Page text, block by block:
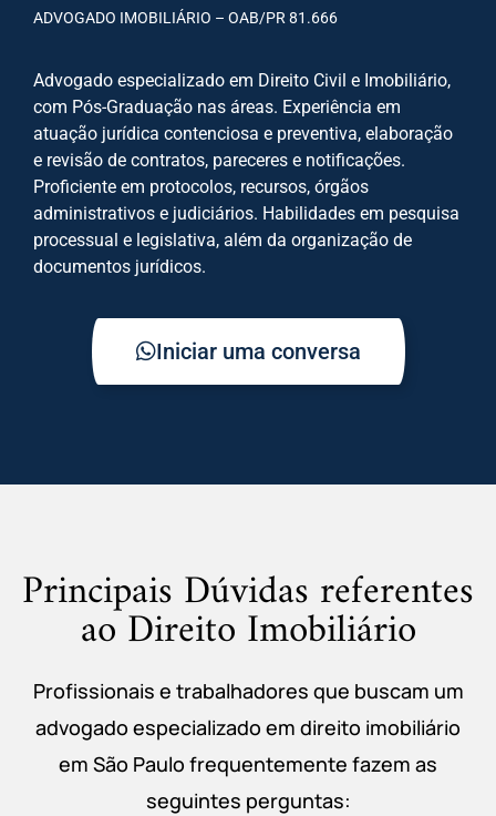
ADVOGADO IMOBILIÁRIO – OAB/PR 81.666
Advogado especializado em Direito Civil e Imobiliário,
com Pós-Graduação nas áreas. Experiência em
atuação jurídica contenciosa e preventiva, elaboração
e revisão de contratos, pareceres e notificações.
Proficiente em protocolos, recursos, órgãos
administrativos e judiciários. Habilidades em pesquisa
processual e legislativa, além da organização de
documentos jurídicos.
Iniciar uma conversa
Principais Dúvidas referentes
ao Direito Imobiliário
Profissionais e trabalhadores que buscam um
advogado especializado em direito imobiliário
em São Paulo frequentemente fazem as
seguintes perguntas: